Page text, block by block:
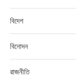
বিদেশ
বিনোদন
রাজনীতি